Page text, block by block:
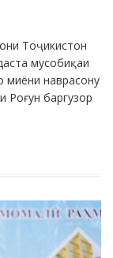
Тоҷикистон
мусобиқаи
миёни наврасону
баргузор